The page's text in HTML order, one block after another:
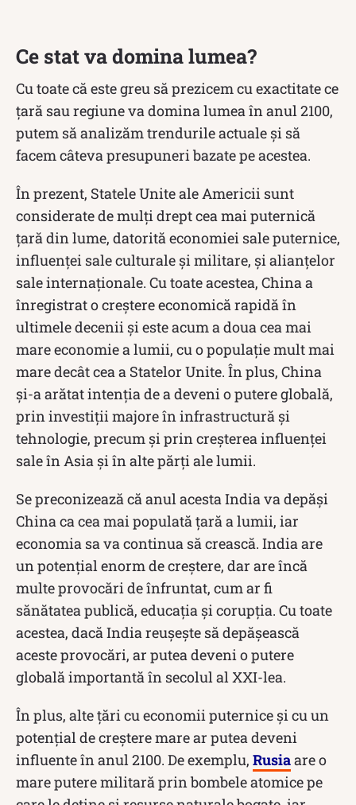
Ce stat va domina lumea?
Cu toate că este greu să prezicem cu exactitate ce
țară sau regiune va domina lumea în anul 2100,
putem să analizăm trendurile actuale și să
facem câteva presupuneri bazate pe acestea.
În prezent, Statele Unite ale Americii sunt
considerate de mulți drept cea mai puternică
țară din lume, datorită economiei sale puternice,
influenței sale culturale și militare, și alianțelor
sale internaționale. Cu toate acestea, China a
înregistrat o creștere economică rapidă în
ultimele decenii și este acum a doua cea mai
mare economie a lumii, cu o populație mult mai
mare decât cea a Statelor Unite. În plus, China
și-a arătat intenția de a deveni o putere globală,
prin investiții majore în infrastructură și
tehnologie, precum și prin creșterea influenței
sale în Asia și în alte părți ale lumii.
Se preconizează că anul acesta India va depăși
China ca cea mai populată țară a lumii, iar
economia sa va continua să crească. India are
un potențial enorm de creștere, dar are încă
multe provocări de înfruntat, cum ar fi
sănătatea publică, educația și corupția. Cu toate
acestea, dacă India reușește să depășească
aceste provocări, ar putea deveni o putere
globală importantă în secolul al XXI-lea.
În plus, alte țări cu economii puternice și cu un
potențial de creștere mare ar putea deveni
influente în anul 2100. De exemplu, Rusiaare o
mare putere militară prin bombele atomice pe